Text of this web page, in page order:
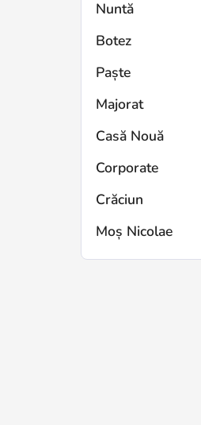
Nuntă
Botez
Paște
Majorat
Casă Nouă
Corporate
Crăciun
Moș Nicolae